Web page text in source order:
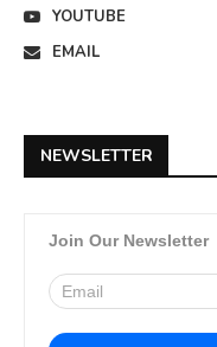
YOUTUBE
EMAIL
NEWSLETTER
Join Our Newsletter